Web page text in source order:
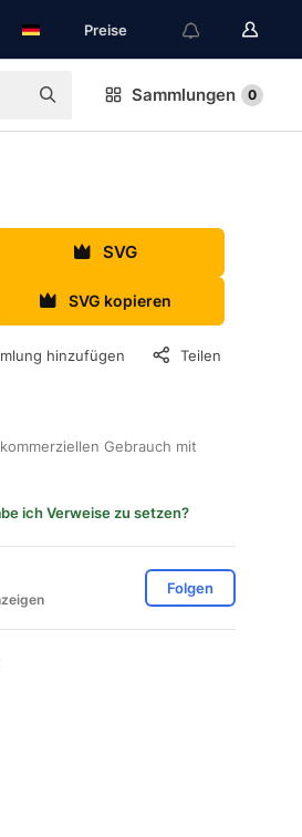
Preise
Sammlungen 0
SVG
SVG kopieren
hinzufügen Teilen
Gebrauch mit
ich Verweise zu setzen?
Folgen